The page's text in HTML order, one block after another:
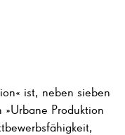
ist, neben sieben
Produktion